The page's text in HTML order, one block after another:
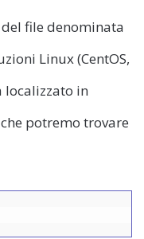
file denominata
Linux (CentOS,
localizzato in
potremo trovare